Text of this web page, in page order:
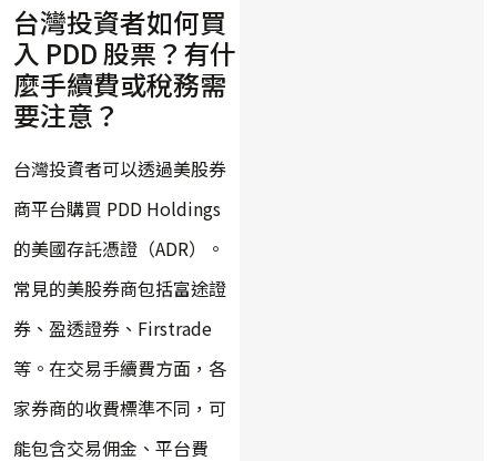
台灣投資者如何買
入 PDD 股票？有什
麼手續費或稅務需
要注意？
台灣投資者可以透過美股券
商平台購買 PDD Holdings
的美國存託憑證（ADR）。
常見的美股券商包括富途證
券、盈透證券、Firstrade
等。在交易手續費方面，各
家券商的收費標準不同，可
能包含交易佣金、平台費